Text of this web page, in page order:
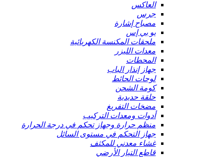
العاكس
جرس
مصباح إشارة
يو بي إس
ملحقات المكنسة الكهربائية
معدات الليزر
المحطات
جهاز إنذار الباب
لوحات الحائط
كومة الشحن
حلقة حديدية
مضخات التفريغ
أدوات ومعدات التركيب
منظم حرارة وجهاز تحكم في درجة الحرارة
جهاز التحكم في مستوى السائل
غشاء معدني للمكثف
قاطع التيار الأرضي